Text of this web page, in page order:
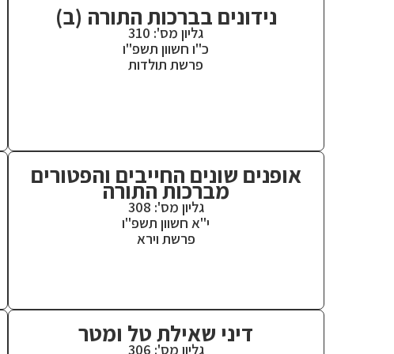
נידונים בברכות התורה (ב)
גליון מס': 310
כ"ו חשוון תשפ"ו
פרשת תולדות
אופנים שונים החייבים והפטורים
מברכות התורה
גליון מס': 308
י"א חשוון תשפ"ו
פרשת וירא
דיני שאילת טל ומטר
גליון מס': 306